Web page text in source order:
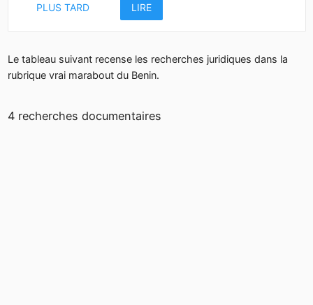
PLUS TARD LIRE
Le tableau suivant recense les recherches juridiques dans la
rubrique vrai marabout du Benin.
4 recherches documentaires